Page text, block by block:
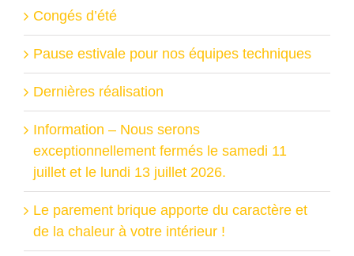
Congés d’été
Pause estivale pour nos équipes techniques
Dernières réalisation
Information – Nous serons
exceptionnellement fermés le samedi 11
juillet et le lundi 13 juillet 2026.
Le parement brique apporte du caractère et
de la chaleur à votre intérieur !